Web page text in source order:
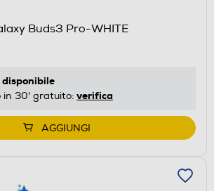
Buds3 Pro-WHITE
disponibile
in 30' gratuito: verifica
AGGIUNGI